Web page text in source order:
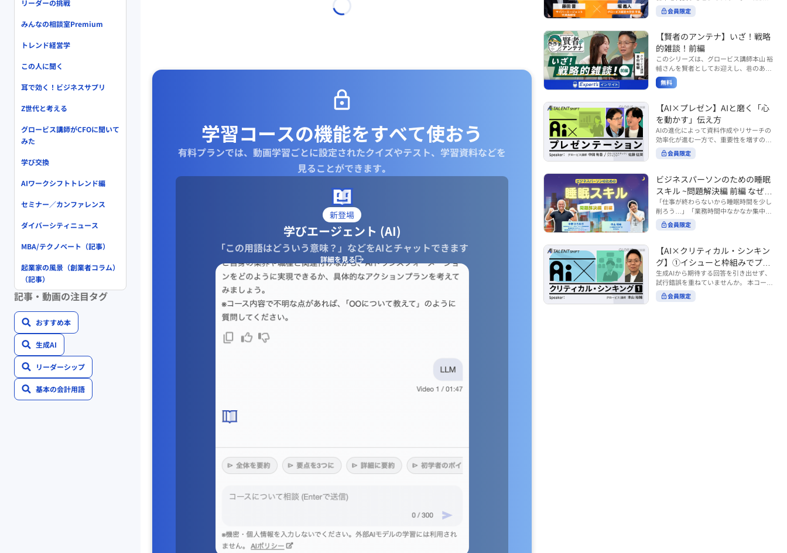
学習コースの機能をすべて使おう
有料プランでは、動画学習ごとに設定されたクイズやテスト、学習資料などを
見ることができます｡
新登場
学びエージェント (AI)
「この用語はどういう意味？」などをAIとチャットできます
詳細を見る
す。 また、代表的なコーチングのフレー
ムワークである「GROWモデル」を取り
の主体性を引き出していくのかを、わか
りやすく解説します。 メンバーとの対話
を、成長を促す機会へと変えていく。そ
の第一歩としておすすめのコースです。
コース内で紹介している「傾聴力」を深
めたい方は、こちらも合わせてご覧くだ
さい。 ・傾聴力 ~リーダーのための聴く
is.co.jp/ja/courses/fe285262/learn/step
s/59808 ・傾聴力 ~リーダーのための聴
く技術~（実践編） https://unlimited.gl
obis.co.jp/ja/courses/01d24a39/learn/s
teps/59813 ※本動画は、制作時点の情
報に基づき作成したものです（2026年6
月制作）
する存在へと進化していくのかについて
考えを深め、学んでいきます。 ■こんな
理・情シスなど、バックオフィス部門を
率いるリーダー・マネージャーの方 ・バ
ックオフィス業務へのAI活用やDX推進を
担っている方 ・AI時代におけるバックオ
フィスの役割や戦略のあり方を考えたい
方 ■AIシフトシリーズとは？ 『AI BUSI
で設計された全12回のシリーズです。
（順次公開） https://unlimited.globis.c
o.jp/ja/tags/AI%E3%83%93%E3%82%B
8%E3%83%8D%E3%82%B9%E3%82%
B7%E3%83%95%E3%83%88 ・基礎編
（第1回〜3回）：リーダーやマネージャ
ーに求められる、AI時代の基礎的なリテ
ジメント編（第4回〜7回）：AI時代のリ
ーダーシップや組織変革を中心に学ぶコ
ース ・機能別戦略編（第8回〜12回）：
AI時代における機能別での戦略のあり方
を中心に学ぶコース より実践的なAIツー
ルの活用法について学びたい方は『AI W
earch?tag=AI%E3%83%AF%E3%83%B
C%E3%82%AF%E3%82%B7%E3%83%
95%E3%83%88 ※本コースは、AIのマネ
ジメント活用を学ぶ「AIビジネスシフ
ト」シリーズの一環として提供していま
す。 ※本動画は、制作時点の情報に基づ
の質問（能力開発／挑戦／試練／仲間／
志）を投げかけ、その人生哲学を解き明
ーエージェント代表取締役の藤田晋氏。
起業の理由、経営をどうやって学んだ
か、アメーバブログ・ABEMAの立ち上
げ、経営チームづくりについてなど聞い
ていきます。（肩書きは2020年12月11
日撮影当時のもの） 藤田 晋 サイバー
ス・キャピタル・パートナーズ 代表パ
ートナー
会員限定
【賢者のアンテナ】いざ！戦略
的雑談！前編
このシリーズは、グロービス講師本山 裕
輔さんを賢者としてお迎えし、巷のあり
とあらゆるものを独自の視点で紐解き、
皆様の学びの意欲を刺激するコンテンツ
期配信されます。 取り上げて欲しいご質
問やテーマ、感想を随時受け付けていま
す。 グーグルフォーム（https://forms.g
le/qqoBYuRUmUYz4scC6） または グ
ロ放題編集部員のX（https://x.com/mai
rakobayashi） まで、ぜひご要望をお
6月制作）
無料
【AI×プレゼン】AIと磨く「心
を動かす」伝え方
AIの進化によって資料作成やリサーチの
効率化が進む一方で、重要性を増すのが
「伝える力」です。本コースでは、AI時
代のプレゼンに求められるデリバリース
を客観的に評価し、改善できるAI活用法
も紹介。大事な場面で「心を動かす」プ
レゼンをしたい方におすすめです。関連
コース「プレゼンテーションスキル」も
併せてご覧ください。 ▼プレゼン動画分
析プロンプト（辛口） https://hodai.glo
bis.co.jp/learning_documents/6f976cd
ル https://unlimited.globis.co.jp/ja/co
urses/598f3254/ ※本コースは、AI時代
のビジネススキルを学ぶ「AIタレントシ
フト」シリーズの一環として提供してい
ます。 https://unlimited.globis.co.jp/j
a/tags/AI%E3%82%BF%E3%83%AC%E
会員限定
ビジネスパーソンのための睡眠
スキル ~問題解決編 前編 なぜ眠
れないのか？~
「仕事が終わらないから睡眠時間を少し
削ろう…」「業務時間中なかなか集中で
きない…」「毎日朝起きるのがつら
い…」。 あなたはこのような経験をした
トの時間をやりくりするために、真っ先
に削りがちなのが「睡眠」時間。 実は
今、日本社会は世界と比較して「最も眠
らない国」だということもわかってきて
います。 慢性的な睡眠不足は、心身の健
康に悪影響なだけでなく、仕事のパフォ
ーマンスにも当然大きな影響を与え、社
会員限定
【AI×クリティカル・シンキン
グ】①イシューと枠組みでプロ
ンプトを磨く
生成AIから期待する回答を引き出せず、
試行錯誤を重ねていませんか。 本コース
では、生成AI活用の質を高める鍵とし
て、クリティカル・シンキングの視点か
会員限定
リーダーの挑戦
みんなの相談室Premium
トレンド経営学
この人に聞く
耳で効く！ビジネスサプリ
Z世代と考える
グロービス講師がCFOに聞いて
みた
学び交換
AIワークシフトトレンド編
セミナー／カンファレンス
ダイバーシティニュース
MBA/テクノベート（記事）
起業家の風景（創業者コラム）
（記事）
記事・動画の注目タグ
おすすめ本
生成AI
リーダーシップ
基本の会計用語